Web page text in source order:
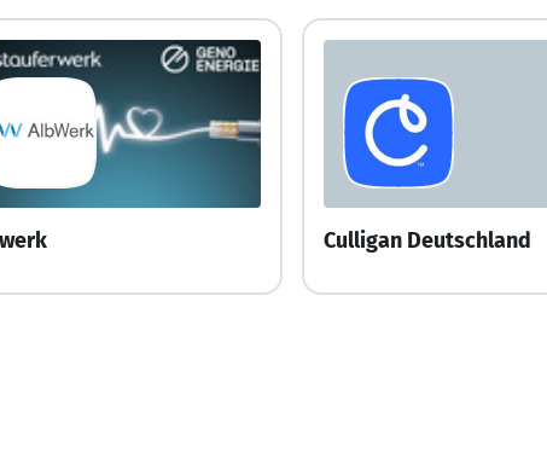
Culligan Deutschland